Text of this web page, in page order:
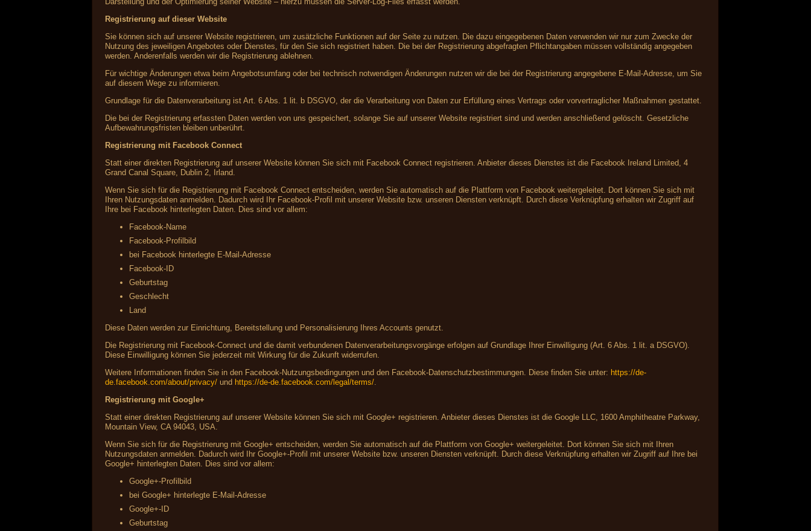
Registrierung auf dieser Website
Sie können sich auf unserer Website registrieren, um zusätzliche Funktionen auf der Seite zu nutzen. Die dazu eingegebenen Daten verwenden wir nur zum Zwecke der
Nutzung des jeweiligen Angebotes oder Dienstes, für den Sie sich registriert haben. Die bei der Registrierung abgefragten Pflichtangaben müssen vollständig angegeben
werden. Anderenfalls werden wir die Registrierung ablehnen.
Für wichtige Änderungen etwa beim Angebotsumfang oder bei technisch notwendigen Änderungen nutzen wir die bei der Registrierung angegebene E-Mail-Adresse, um Sie
auf diesem Wege zu informieren.
Grundlage für die Datenverarbeitung ist Art. 6 Abs. 1 lit. b DSGVO, der die Verarbeitung von Daten zur Erfüllung eines Vertrags oder vorvertraglicher Maßnahmen gestattet.
Die bei der Registrierung erfassten Daten werden von uns gespeichert, solange Sie auf unserer Website registriert sind und werden anschließend gelöscht. Gesetzliche
Aufbewahrungsfristen bleiben unberührt.
Registrierung mit Facebook Connect
Statt einer direkten Registrierung auf unserer Website können Sie sich mit Facebook Connect registrieren. Anbieter dieses Dienstes ist die Facebook Ireland Limited, 4
Grand Canal Square, Dublin 2, Irland.
Wenn Sie sich für die Registrierung mit Facebook Connect entscheiden, werden Sie automatisch auf die Plattform von Facebook weitergeleitet. Dort können Sie sich mit
Ihren Nutzungsdaten anmelden. Dadurch wird Ihr Facebook-Profil mit unserer Website bzw. unseren Diensten verknüpft. Durch diese Verknüpfung erhalten wir Zugriff auf
Ihre bei Facebook hinterlegten Daten. Dies sind vor allem:
Facebook-Name
Facebook-Profilbild
bei Facebook hinterlegte E-Mail-Adresse
Facebook-ID
Geburtstag
Geschlecht
Land
Diese Daten werden zur Einrichtung, Bereitstellung und Personalisierung Ihres Accounts genutzt.
Die Registrierung mit Facebook-Connect und die damit verbundenen Datenverarbeitungsvorgänge erfolgen auf Grundlage Ihrer Einwilligung (Art. 6 Abs. 1 lit. a DSGVO).
Diese Einwilligung können Sie jederzeit mit Wirkung für die Zukunft widerrufen.
Weitere Informationen finden Sie in den Facebook-Nutzungsbedingungen und den Facebook-Datenschutzbestimmungen. Diese finden Sie unter: https://de-
de.facebook.com/about/privacy/ und https://de-de.facebook.com/legal/terms/.
Registrierung mit Google+
Statt einer direkten Registrierung auf unserer Website können Sie sich mit Google+ registrieren. Anbieter dieses Dienstes ist die Google LLC, 1600 Amphitheatre Parkway,
Mountain View, CA 94043, USA.
Wenn Sie sich für die Registrierung mit Google+ entscheiden, werden Sie automatisch auf die Plattform von Google+ weitergeleitet. Dort können Sie sich mit Ihren
Nutzungsdaten anmelden. Dadurch wird Ihr Google+-Profil mit unserer Website bzw. unseren Diensten verknüpft. Durch diese Verknüpfung erhalten wir Zugriff auf Ihre bei
Google+ hinterlegten Daten. Dies sind vor allem:
Google+-Profilbild
bei Google+ hinterlegte E-Mail-Adresse
Google+-ID
Geburtstag